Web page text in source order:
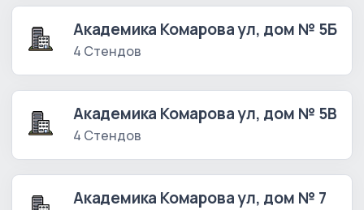
Академика Комарова ул, дом № 5Б
4 Стендов
Академика Комарова ул, дом № 5В
4 Стендов
Академика Комарова ул, дом № 7